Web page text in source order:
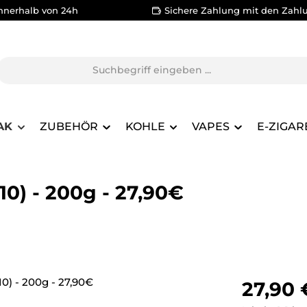
von 24h Sichere Zahlung mit den
ZUBEHÖR KOHLE VAPES E-
- 200g - 27,90€
Regulärer
27,90